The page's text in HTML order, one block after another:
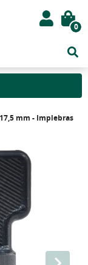
0
mm - Implebras